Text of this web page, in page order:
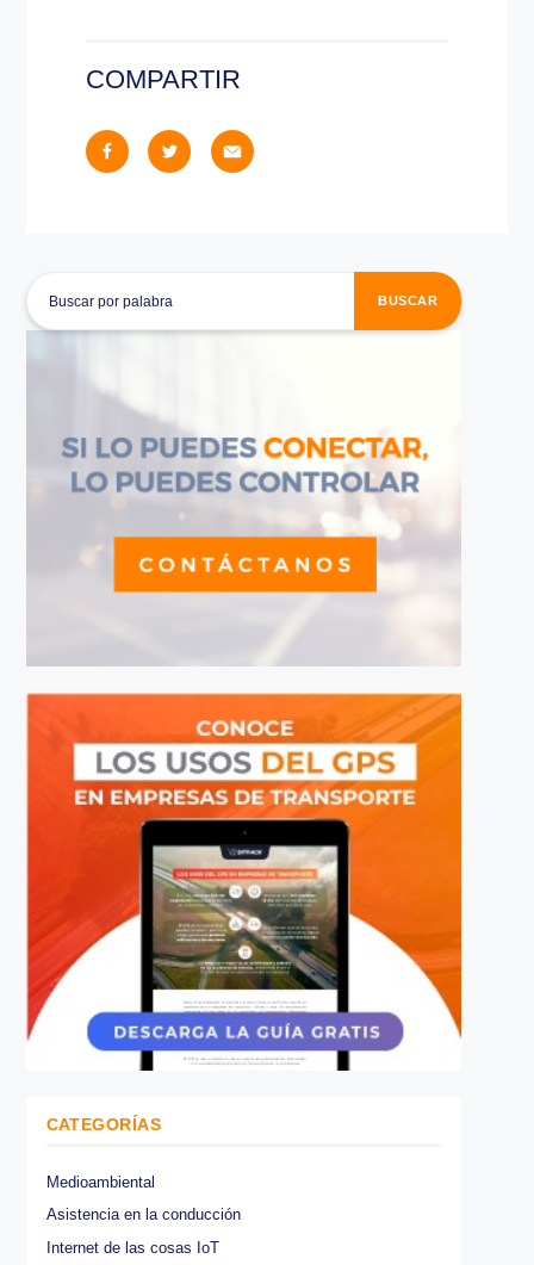
en las que se encuentra tu vehículo son una gran
Esto se ve reflejado en que, por ejemplo, puedas
produzca en el camión, si el nivel de peso
empresa sean óptimos y acorde a una proyección
de la vida útil de estos vehículos, es importante
servicio de telemetría capaz de brindarte los
uno de estos aspectos.
COMPARTIR